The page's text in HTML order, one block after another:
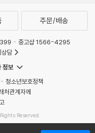
주문/배송
중고샵 1566-4295
담
정보
청소년보호정책
처관계자께
Reserved.